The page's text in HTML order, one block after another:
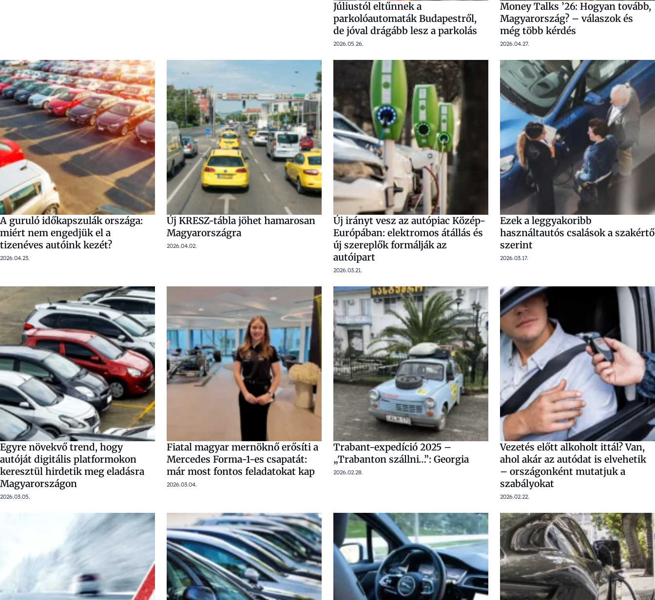
Júliustól eltűnnek a
parkolóautomaták Budapestről,
de jóval drágább lesz a parkolás
2026.05.26.
Money Talks ’26: Hogyan tovább,
Magyarország? – válaszok és
még több kérdés
2026.04.27.
A guruló időkapszulák országa:
miért nem engedjük el a
tizenéves autóink kezét?
2026.04.23.
Új KRESZ-tábla jöhet hamarosan
Magyarországra
2026.04.02.
Új irányt vesz az autópiac Közép-
Európában: elektromos átállás és
új szereplők formálják az
autóipart
2026.03.21.
Ezek a leggyakoribb
használtautós csalások a szakértő
szerint
2026.03.17.
Egyre növekvő trend, hogy
autóját digitális platformokon
keresztül hirdetik meg eladásra
Magyarországon
2026.03.05.
Fiatal magyar mernöknő erősíti a
Mercedes Forma-1-es csapatát:
már most fontos feladatokat kap
2026.03.04.
Trabant-expedíció 2025 –
„Trabanton szállni…”: Georgia
2026.02.28.
Vezetés előtt alkoholt ittál? Van,
ahol akár az autódat is elvehetik
– országonként mutatjuk a
szabályokat
2026.02.22.